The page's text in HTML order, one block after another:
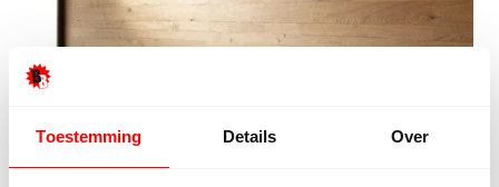
Toestemming Details Over